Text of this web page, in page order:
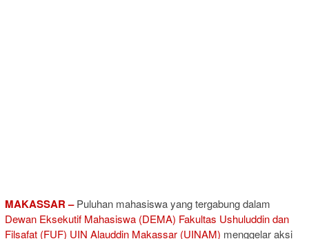
MAKASSAR –Puluhan mahasiswa yang tergabung dalam
Dewan Eksekutif Mahasiswa (DEMA) Fakultas Ushuluddin dan
Filsafat (FUF) UIN Alauddin Makassar (UINAM) menggelar aksi